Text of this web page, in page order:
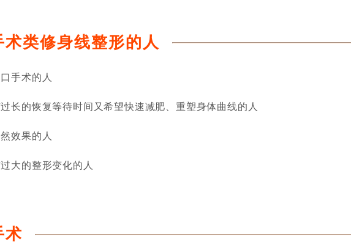
术类修身线整形的人
手术的人
长的恢复等待时间又希望快速减肥、重塑身体曲线的人
效果的人
大的整形变化的人
术